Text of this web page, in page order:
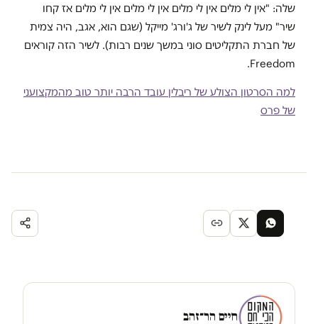
שלה: "אין לי מלים אין לי מלים אין לי מלים אין לי מלים אז קחו
שיר" מעל לינק לשיר של ג'ורג' מייקל (שגם הוא, אגב, היה צמית
של חברת התקליטים סוני במשך שנים רבות). לשיר הזה קוראים
Freedom.
למה הסרטון הצולע של ריבלין עובד הרבה יותר טוב מהמקצועני
של פרס
חיים הר־זהב